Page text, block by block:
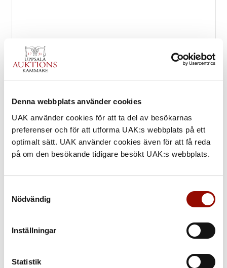
Denna webbplats använder cookies
UAK använder cookies för att ta del av besökarnas
preferenser och för att utforma UAK:s webbplats på ett
optimalt sätt. UAK använder cookies även för att få reda
på om den besökande tidigare besökt UAK:s webbplats.
Nödvändig
Inställningar
Statistik